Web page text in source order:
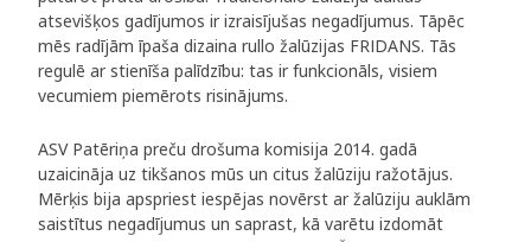
atsevišķos gadījumos ir izraisījušas negadījumus. Tāpēc
mēs radījām īpaša dizaina rullo žalūzijas FRIDANS. Tās
regulē ar stienīša palīdzību: tas ir funkcionāls, visiem
vecumiem piemērots risinājums.
ASV Patēriņa preču drošuma komisija 2014. gadā
uzaicināja uz tikšanos mūs un citus žalūziju ražotājus.
Mērķis bija apspriest iespējas novērst ar žalūziju auklām
saistītus negadījumus un saprast, kā varētu izdomāt